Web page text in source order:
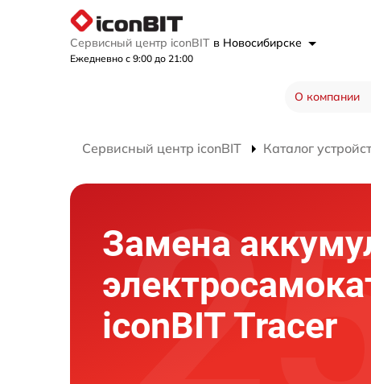
Сервисный центр iconBIT в Новосибирске
Ежедневно с 9:00 до 21:00
О компании
Сервисный центр iconBIT Каталог
Замена
iconBIT Tracer